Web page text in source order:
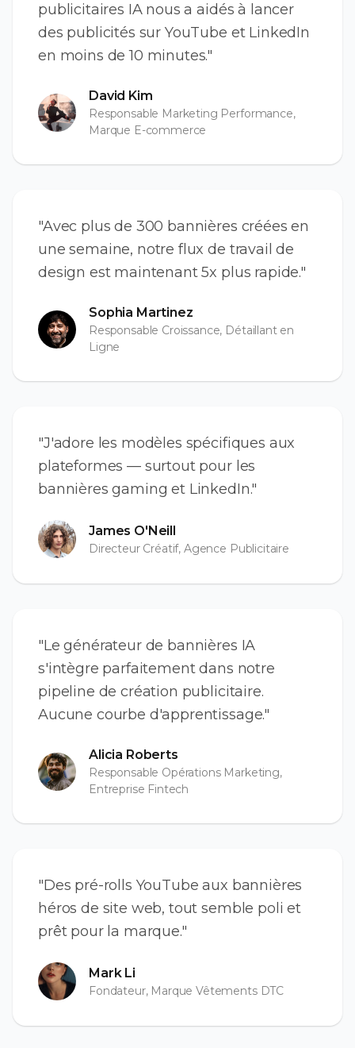
publicitaires IA nous a aidés à lancer
des publicités sur YouTube et LinkedIn
en moins de 10 minutes."
David Kim
Responsable Marketing Performance,
Marque E-commerce
"Avec plus de 300 bannières créées en
une semaine, notre flux de travail de
design est maintenant 5x plus rapide."
Sophia Martinez
Responsable Croissance, Détaillant en
Ligne
"J'adore les modèles spécifiques aux
plateformes — surtout pour les
bannières gaming et LinkedIn."
James O'Neill
Directeur Créatif, Agence Publicitaire
"Le générateur de bannières IA
s'intègre parfaitement dans notre
pipeline de création publicitaire.
Aucune courbe d'apprentissage."
Alicia Roberts
Responsable Opérations Marketing,
Entreprise Fintech
"Des pré-rolls YouTube aux bannières
héros de site web, tout semble poli et
prêt pour la marque."
Mark Li
Fondateur, Marque Vêtements DTC